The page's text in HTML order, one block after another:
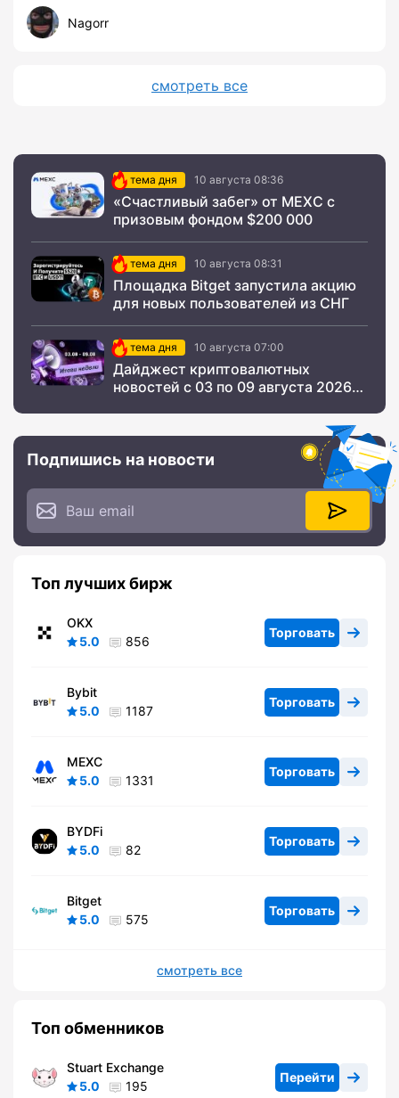
Nagorr
смотреть все
тема дня 10 августа 08:36
«Счастливый забег» от MEXC с
призовым фондом $200 000
тема дня 10 августа 08:31
Площадка Bitget запустила акцию
для новых пользователей из СНГ
тема дня 10 августа 07:00
Дайджест криптовалютных
новостей с 03 по 09 августа 2026
Подпишись на новости
Топ лучших бирж
OKX
5.0
856
Торговать
Bybit
5.0
1187
Торговать
MEXC
5.0
1331
Торговать
BYDFi
5.0
82
Торговать
Bitget
5.0
575
Торговать
смотреть все
Топ обменников
Stuart Exchange
5.0
195
Перейти